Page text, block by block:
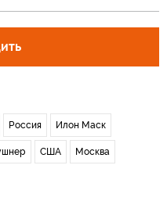
Россия Илон Маск
США Москва